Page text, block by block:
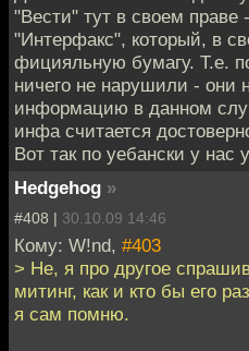
"Вести" тут в своем праве
"Интерфакс", который, в
фицияльную бумагу. Т.е.
ничего не нарушили - они
информацию в данном
инфа считается
Вот так по уебански у
Hedgehog »
#408 | 30.10.09 14:46
Кому: W!nd, #403
> Не, я про другое
митинг, как и кто бы его
я сам помню.